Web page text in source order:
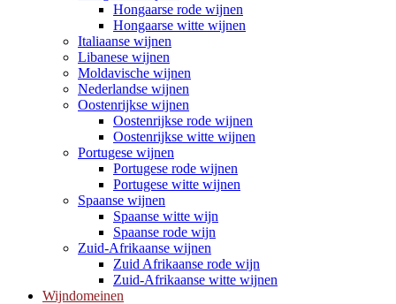
Hongaarse rode wijnen
Hongaarse witte wijnen
Italiaanse wijnen
Libanese wijnen
Moldavische wijnen
Nederlandse wijnen
Oostenrijkse wijnen
Oostenrijkse rode wijnen
Oostenrijkse witte wijnen
Portugese wijnen
Portugese rode wijnen
Portugese witte wijnen
Spaanse wijnen
Spaanse witte wijn
Spaanse rode wijn
Zuid-Afrikaanse wijnen
Zuid Afrikaanse rode wijn
Zuid-Afrikaanse witte wijnen
Wijndomeinen